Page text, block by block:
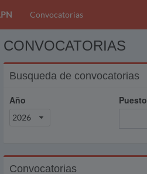
Convocatorias
CONVOCATORIAS
Busqueda de convocatorias
Año
2026
Puesto
Convocatorias